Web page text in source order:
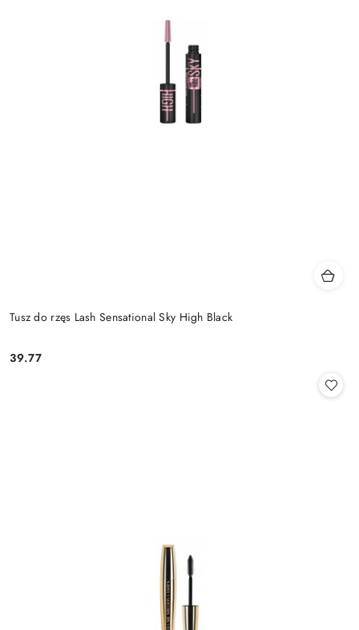
Tusz do rzęs Lash Sensational Sky High Black
Cena:
39.77